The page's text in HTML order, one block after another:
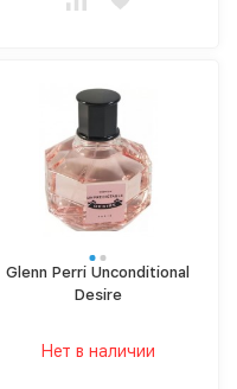
Glenn Perri Unconditional
Desire
Нет в наличии